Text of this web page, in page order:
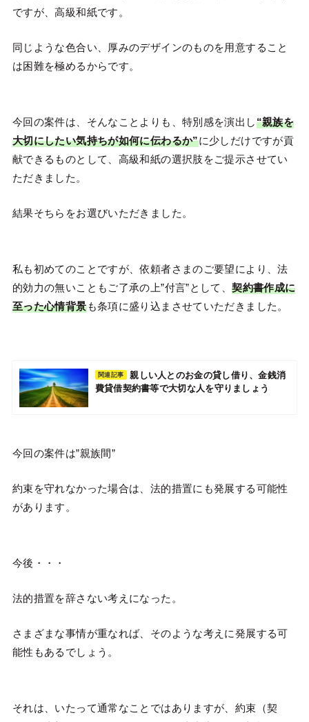
ですが、高級和紙です。
同じような色合い、厚みのデザインのものを用意すること
は困難を極めるからです。
今回の案件は、そんなことよりも、特別感を演出し“親族を
大切にしたい気持ちが如何に伝わるか”に少しだけですが貢
献できるものとして、高級和紙の選択肢をご提示させてい
ただきました。
結果そちらをお選びいただきました。
私も初めてのことですが、依頼者さまのご要望により、法
的効力の無いこともご了承の上”付言”として、契約書作成に
至った心情背景も条項に盛り込まさせていただきました。
関連記事
親しい人とのお金の貸し借り、金銭消
費貸借契約書等で大切な人を守りましょう
今回の案件は”親族間”
約束を守れなかった場合は、法的措置にも発展する可能性
があります。
今後・・・
法的措置を辞さない考えになった。
さまざまな事情が重なれば、そのような考えに発展する可
能性もあるでしょう。
それは、いたって通常なことではありますが、約束（契